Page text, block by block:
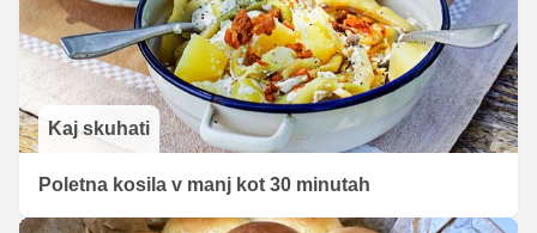
Kaj skuhati
Poletna kosila v manj kot 30 minutah